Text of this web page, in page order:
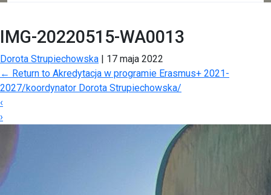
IMG-20220515-WA0013
Dorota Strupiechowska | 17 maja 2022
← Return to Akredytacja w programie Erasmus+ 2021-
2027/koordynator Dorota Strupiechowska/
‹
›